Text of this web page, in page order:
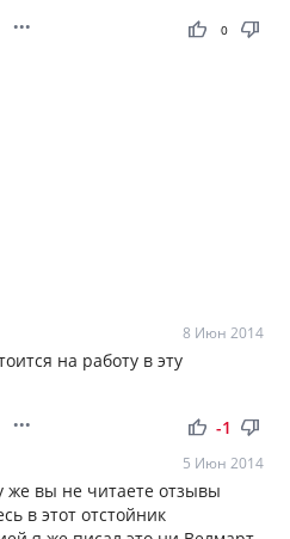
••• thumb_up thumb_down
0
8 Июн 2014
на работу в эту
••• thumb_up thumb_down
-1
5 Июн 2014
же вы не читаете отзывы
в этот отстойник